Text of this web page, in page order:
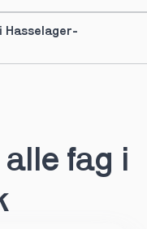
Hasselager-
fag i